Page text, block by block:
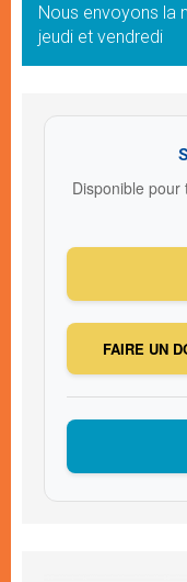
Nous envoyons la
jeudi et vendredi
Disponible
FAIRE UN